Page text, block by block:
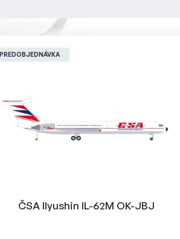
PREDOBJEDNÁVKA
ČSA Ilyushin IL-62M OK-JBJ